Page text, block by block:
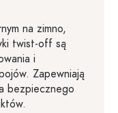
na zimno,
twist-off są
i
Zapewniają
bezpiecznego